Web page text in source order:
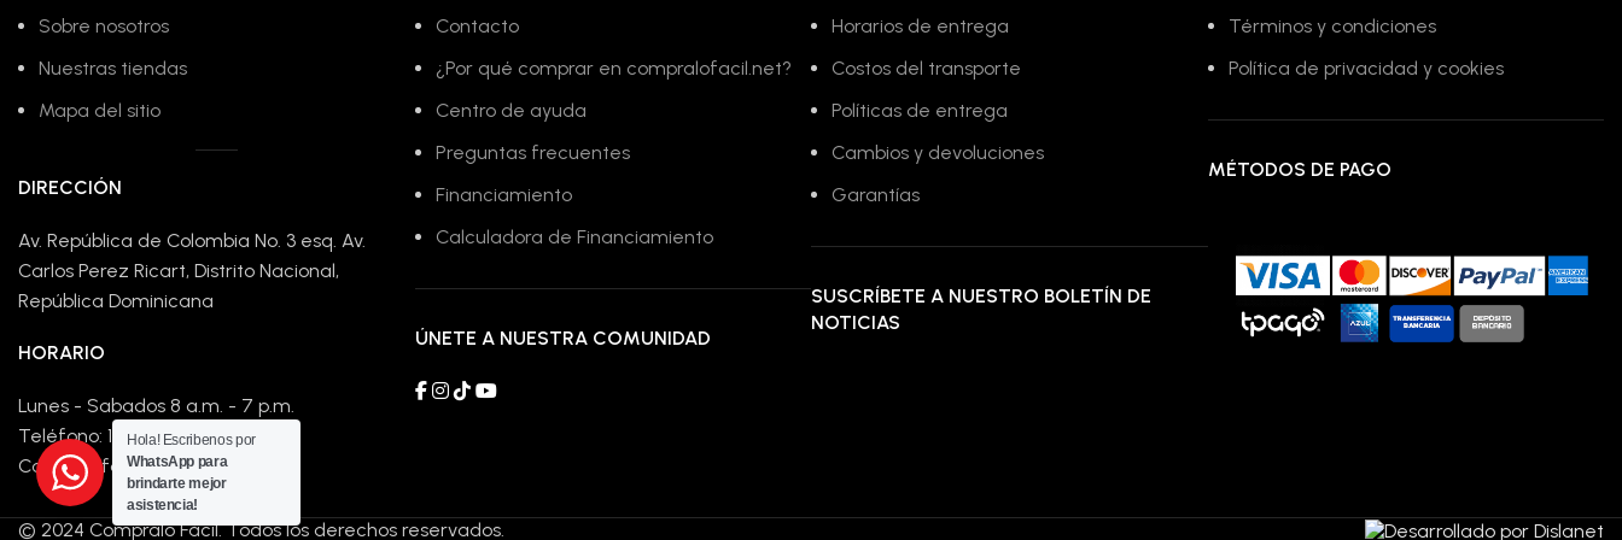
Sobre nosotros
Nuestras tiendas
Mapa del sitio
DIRECCIÓN
Av. República de Colombia No. 3 esq. Av.
Carlos Perez Ricart, Distrito Nacional,
República Dominicana
HORARIO
Lunes - Sabados 8 a.m. - 7 p.m.
Teléfono: 1-809-779-4148
Correo: info@compralofacil.net
Contacto
¿Por qué comprar en compralofacil.net?
Centro de ayuda
Preguntas frecuentes
Financiamiento
Calculadora de Financiamiento
ÚNETE A NUESTRA COMUNIDAD
Horarios de entrega
Costos del transporte
Políticas de entrega
Cambios y devoluciones
Garantías
SUSCRÍBETE A NUESTRO BOLETÍN DE
NOTICIAS
Términos y condiciones
Política de privacidad y cookies
MÉTODOS DE PAGO
© 2024 Compralo Fácil. Todos los derechos reservados.
Hola! Escribenos por
WhatsApp para
brindarte mejor
asistencia!